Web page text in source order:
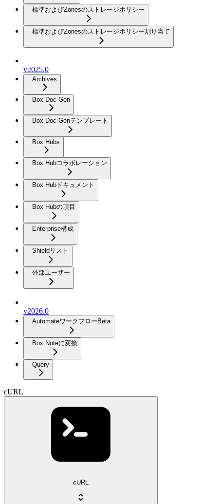
標準およびZonesのストレージポリシー
標準およびZonesのストレージポリシー割り当て
v2025.0
Archives
Box Doc Gen
Box Doc Genテンプレート
Box Hubs
Box Hubコラボレーション
Box Hubドキュメント
Box Hubの項目
Enterprise構成
Shieldリスト
外部ユーザー
v2026.0
Automateワークフロー Beta
Box Noteに変換
Query
cURL
cURL